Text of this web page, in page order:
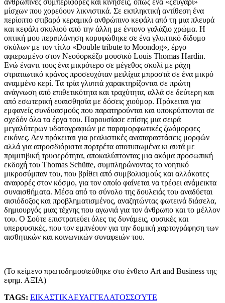
μίσχων που χορεύουν λικνιστικά. Σε εκπληκτική αντίθεση ένα
περίοπτο στιβαρό κεραμικό ανθρώπινο κεφάλι από τη μια πλευρά
και κεφάλι σκυλιού από την άλλη με έντονο γαλάζιο χρώμα. Η
οπτική μου περιπλάνηση κορυφώθηκε σε ένα γλυπτικό δίδυμο
σκύλων με τον τίτλο «Double tribute to Moondog», έργο
αφιερωμένο στον Νεοϋορκέζο μουσικό Louis Thomas Hardin.
Ενώ έναντι τους ένα μικρότερο σε μέγεθος σκυλί με ράχη
στρατιωτικό κράνος προσευχόταν μειλίχια μπροστά σε ένα μικρό
αναμμένο κερί. Τα τρία γλυπτά χαρακτηρίζονται σε πρώτη
ανάγνωση από επιθετικότητα και τραχύτητα, αλλά σε δεύτερη και
από εσωτερική ευαισθησία με δόσεις χιούμορ. Πρόκειται για
εμφανείς συνδυασμούς που παρατηρούνται και υποκρύπτονται σε
σχεδόν όλα τα έργα του. Παρουσίασε επίσης μια σειρά
μεγαλύτερων υδατογραφιών με παραμορφωτικές ζωόμορφες
εικόνες. Δεν πρόκειται για ρεαλιστικές αναπαραστάσεις μορφών
αλλά για απροσδιόριστα πορτρέτα αποτυπωμένα κι αυτά με
πριμιτιβική τρυφερότητα, αποκαλύπτοντας μια ακόμα προσωπική
εκδοχή του Thomas Schütte, συμπληρώνοντας το νοητικό
μικροσύμπαν του, που βρίθει από συμβολισμούς και αλλόκοτες
αναφορές στον κόσμο, για τον οποίο φαίνεται να τρέφει ανάμεικτα
συναισθήματα. Μέσα από το σύνολο της δουλειάς του αναδύεται
αισιόδοξος και προβληματισμένος, αναζητώντας φωτεινά διάσελα,
δημιουργός μιας τέχνης που αγωνιά για τον άνθρωπο και το μέλλον
του. Ο Σούτε επιστρατεύει όλες τις δυνάμεις, φυσικές και
υπερφυσικές, που τον εμπνέουν για την δομική χαρτογράφηση των
αισθητικών και κοινωνικών συναφειών του.
(Το κείμενο πρωτοδημοσιεύθηκε στο ένθετο Art and Business της
εφημ. ΑΞΙΑ)
TAGS: ΕΙΚΑΣΤΙΚΑΕΥΑΓΓΕΛΑΤΟΣΣΟΎΤΕ